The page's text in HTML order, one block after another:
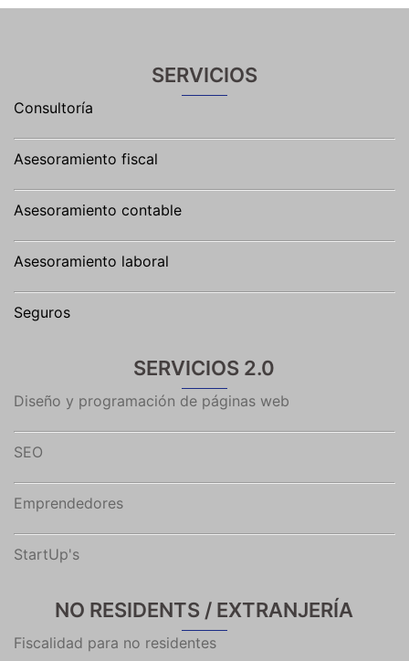
SERVICIOS
Consultoría
Asesoramiento fiscal
Asesoramiento contable
Asesoramiento laboral
Seguros
SERVICIOS 2.0
Diseño y programación de páginas web
SEO
Emprendedores
StartUp's
NO RESIDENTS / EXTRANJERÍA
Fiscalidad para no residentes